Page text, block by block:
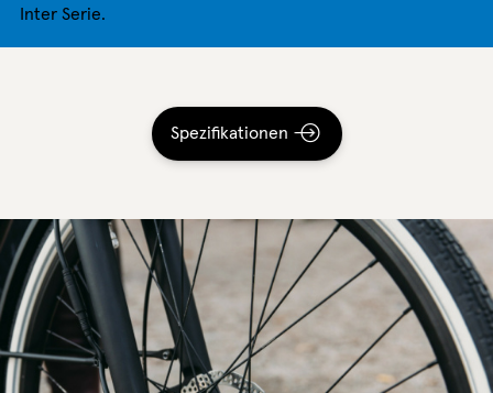
Inter Serie.
Spezifikationen